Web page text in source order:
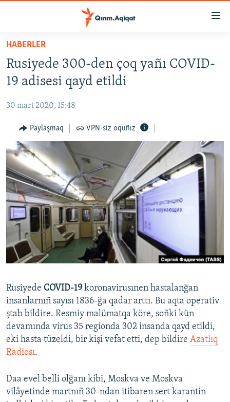
Esas
qaytmaq
Baş
qaytmaq
qaytmaq
SİYASET
CEMİYET
MEDENİYET
İNSAN AQLARI
VİDEO
SÜRET
BLOGLAR
FİKİR
Русский
Українською
QOŞULIÑIZ!
RFE/RS bütün saytları
HABERLER
Rusiyede 300-den çoq yañı COVID-
19 adisesi qayd etildi
30 mart 2020, 15:48
Paylaşmaq VPN-siz oquñız
Rusiyede COVID-19 koronavirusınen hastalanğan
insanlarnıñ sayısı 1836-ğa qadar arttı. Bu aqta operativ
ştab bildire. Resmiy malümatqa köre, soñki kün
devamında virus 35 regionda 302 insanda qayd etildi,
eki hasta tüzeldi, bir kişi vefat etti, dep bildire Azatlıq
Radiosı.
Daa evel belli olğanı kibi, Moskva ve Moskva
vilâyetinde martnıñ 30-ndan itibaren sert karantin